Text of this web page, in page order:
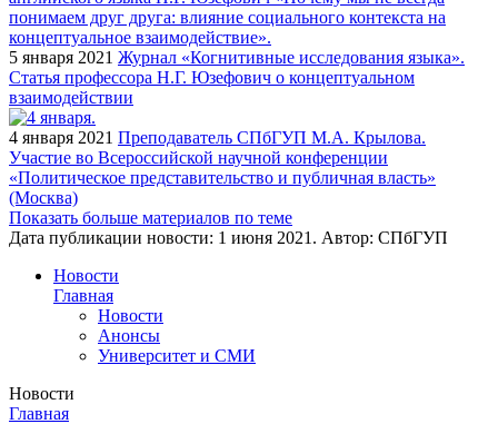
5 января 2021 Журнал «Когнитивные исследования языка».
Статья профессора Н.Г. Юзефович о концептуальном
взаимодействии
4 января 2021 Преподаватель СПбГУП М.А. Крылова.
Участие во Всероссийской научной конференции
«Политическое представительство и публичная власть»
(Москва)
Показать больше материалов по теме
Дата публикации новости: 1 июня 2021 . Автор: СПбГУП
Новости
Главная
Новости
Анонсы
Университет и СМИ
Новости
Главная